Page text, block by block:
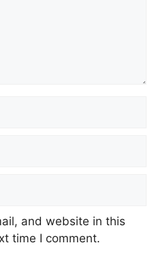
and website in this
time I comment.